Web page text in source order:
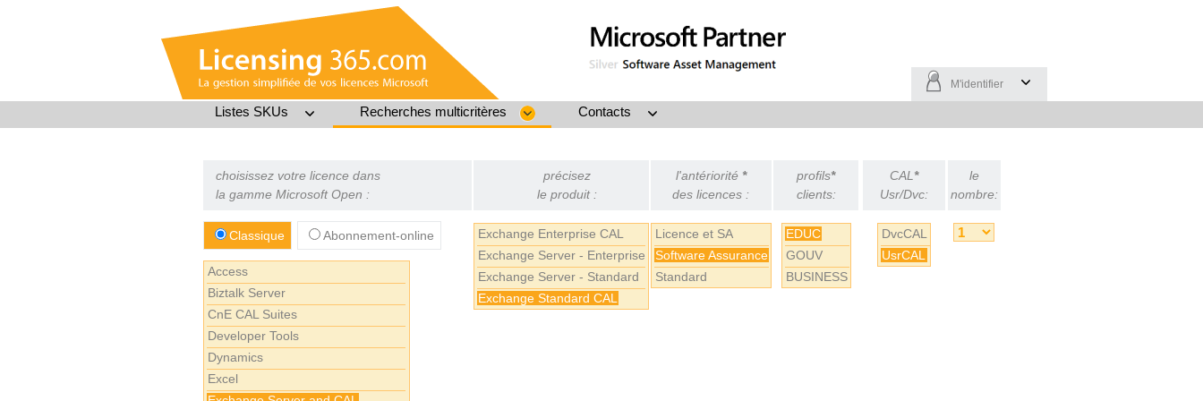
M'identifier
Listes SKUs Recherches multicritères Contacts
choisissez votre licence dans
la gamme Microsoft Open :
Classique Abonnement-online
Access
Biztalk Server
CnE CAL Suites
Developer Tools
Dynamics
Excel
précisez
le produit :
Exchange Enterprise CAL
Exchange Server - Enterprise
Exchange Server - Standard
Exchange Standard CAL
l'antériorité *
des licences :
Licence et SA
Software Assurance
Standard
profils*
clients:
EDUC
GOUV
BUSINESS
CAL *
Usr/Dvc:
DvcCAL
UsrCAL
le
nombre: